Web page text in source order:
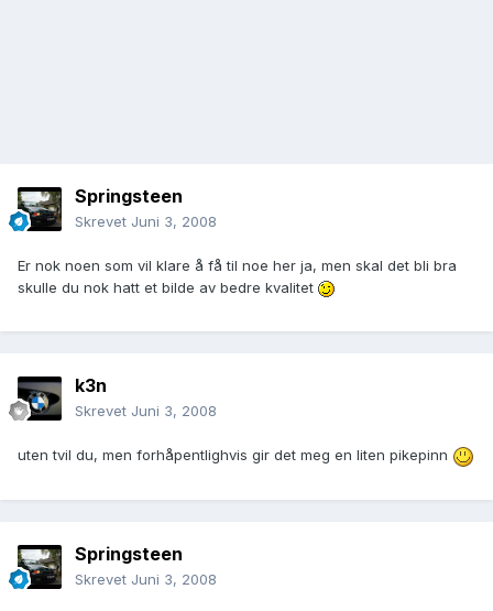
Springsteen
Skrevet Juni 3, 2008
Er nok noen som vil klare å få til noe her ja, men skal det bli bra
skulle du nok hatt et bilde av bedre kvalitet
k3n
Skrevet Juni 3, 2008
uten tvil du, men forhåpentlighvis gir det meg en liten pikepinn
Springsteen
Skrevet Juni 3, 2008